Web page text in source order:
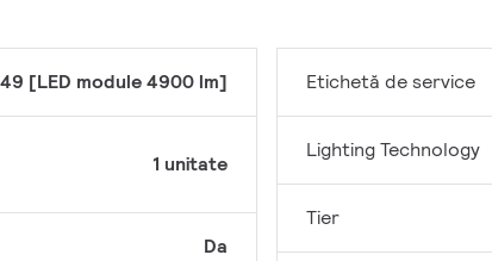
[LED module 4900 lm]
1 unitate
Da
Etichetă de service
Lighting Technology
Tier